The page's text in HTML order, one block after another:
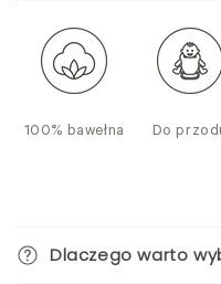
100% bawełna Do
Dlaczego warto